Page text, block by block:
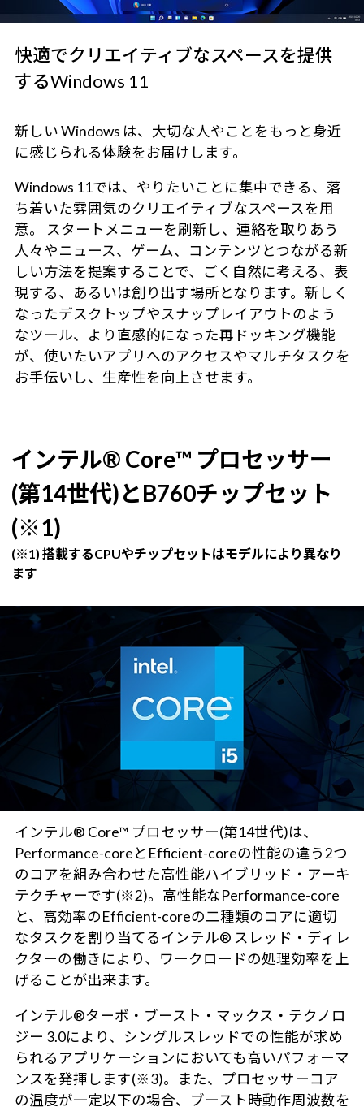
快適でクリエイティブなスペースを提供
するWindows 11
新しい Windows は、大切な人やことをもっと身近
に感じられる体験をお届けします。
Windows 11では、やりたいことに集中できる、落
ち着いた雰囲気のクリエイティブなスペースを用
意。 スタートメニューを刷新し、連絡を取りあう
人々やニュース、ゲーム、コンテンツとつながる新
しい方法を提案することで、ごく自然に考える、表
現する、あるいは創り出す場所となります。新しく
なったデスクトップやスナップレイアウトのよう
なツール、より直感的になった再ドッキング機能
が、使いたいアプリへのアクセスやマルチタスクを
お手伝いし、生産性を向上させます。
インテル® Core™ プロセッサー
(第14世代)とB760チップセット
(※1)
(※1) 搭載するCPUやチップセットはモデルにより異なり
ます
インテル® Core™ プロセッサー(第14世代)は、
Performance-coreとEfficient-coreの性能の違う2つ
のコアを組み合わせた高性能ハイブリッド・アーキ
テクチャーです(※2)。高性能なPerformance-core
と、高効率のEfficient-coreの二種類のコアに適切
なタスクを割り当てるインテル® スレッド・ディレ
クターの働きにより、ワークロードの処理効率を上
げることが出来ます。
インテル®ターボ・ブースト・マックス・テクノロ
ジー 3.0により、シングルスレッドでの性能が求め
られるアプリケーションにおいても高いパフォーマ
ンスを発揮します(※3)。また、プロセッサーコア
の温度が一定以下の場合、ブースト時動作周波数を